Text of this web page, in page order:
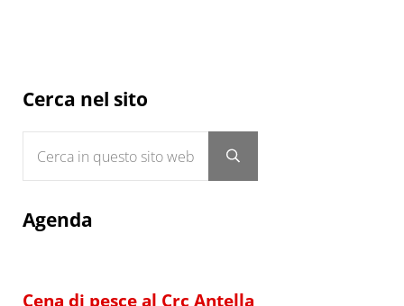
Sidebar
Cerca nel sito
Submit search
Agenda
Cena di pesce al Crc Antella